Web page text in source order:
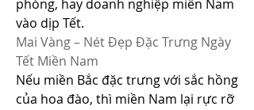
phòng, hay doanh nghiệp miền Nam
vào dịp Tết.
Mai Vàng – Nét Đẹp Đặc Trưng Ngày
Tết Miền Nam
Nếu miền Bắc đặc trưng với sắc hồng
của hoa đào, thì miền Nam lại rực rỡ